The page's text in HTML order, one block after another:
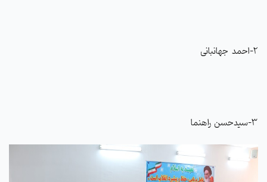
2-احمد جهانبانی
3-سیدحسن راهنما